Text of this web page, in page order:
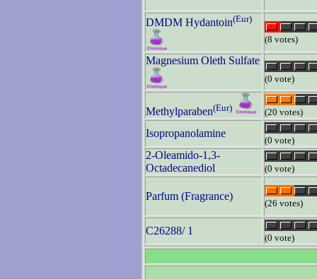
DMDM Hydantoin(Eur)
(8 votes)
Magnesium Oleth Sulfate
(0 vote)
Methylparaben(Eur) (20 votes)
Isopropanolamine
(0 vote)
2-Oleamido-1,3-
Octadecanediol
(0 vote)
Parfum (Fragrance)
(26 votes)
C26288/ 1
(0 vote)